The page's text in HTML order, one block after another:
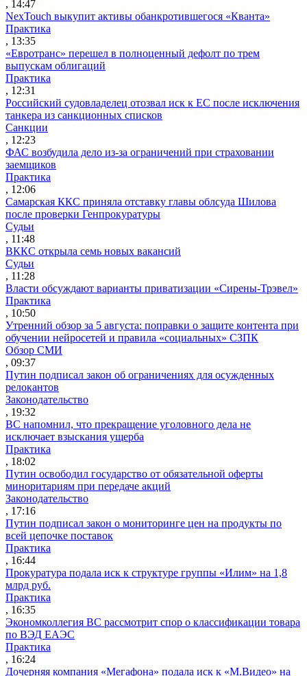
, 14:47
NexTouch выкупит активы обанкротившегося «Кванта»
Практика
, 13:35
«Евротранс» перешел в полноценный дефолт по трем
выпускам облигаций
Практика
, 12:31
Российский судовладелец отозвал иск к ЕС после исключения
танкера из санкционных списков
Санкции
, 12:23
ФАС возбудила дело из-за ограничений при страховании
заемщиков
Практика
, 12:06
Самарская ККС приняла отставку главы облсуда Шилова
после проверки Генпрокуратуры
Судьи
, 11:48
ВККС открыла семь новых вакансий
Судьи
, 11:28
Власти обсуждают варианты приватизации «Сирены-Трэвел»
Практика
, 10:50
Утренний обзор за 5 августа: поправки о защите контента при
обучении нейросетей и правила «социальных» СЗПК
Обзор СМИ
, 09:37
Путин подписал закон об ограничениях для осужденных
релокантов
Законодательство
, 19:32
ВС напомнил, что прекращение уголовного дела не
исключает взыскания ущерба
Практика
, 18:02
Путин освободил государство от обязательной оферты
миноритариям при передаче акций
Законодательство
, 17:16
Путин подписал закон о мониторинге цен на продукты по
всей цепочке поставок
Практика
, 16:44
Прокуратура подала иск к структуре группы «Илим» на 1,8
млрд руб.
Практика
, 16:35
Экономколлегия ВС рассмотрит спор о классификации товара
по ВЭД ЕАЭС
Практика
, 16:24
Дочерняя компания «Мегафона» подала иск к «М.Видео» на